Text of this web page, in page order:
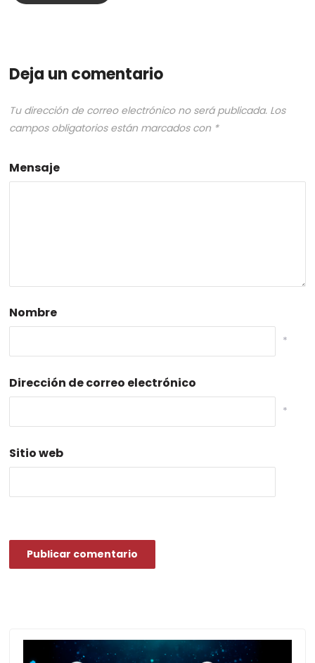
Deja un comentario
Tu dirección de correo electrónico no será publicada. Los
campos obligatorios están marcados con *
Mensaje
Nombre
*
Dirección de correo electrónico
*
Sitio web